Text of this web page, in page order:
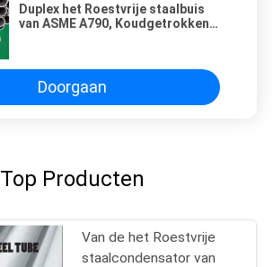
Duplex het Roestvrije staalbuis
van ASME A790, Koudgetrokken
Doorgaan
Top Producten
Van de het Roestvrije
staalcondensator van